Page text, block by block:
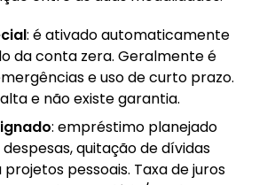
: é ativado automaticamente
da conta zera. Geralmente é
e uso de curto prazo.
e não existe garantia.
: empréstimo planejado
quitação de dívidas
pessoais. Taxa de juros